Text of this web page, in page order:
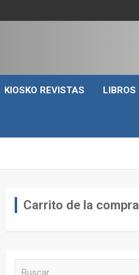
KIOSKO REVISTAS LIBROS
Carrito de la compra